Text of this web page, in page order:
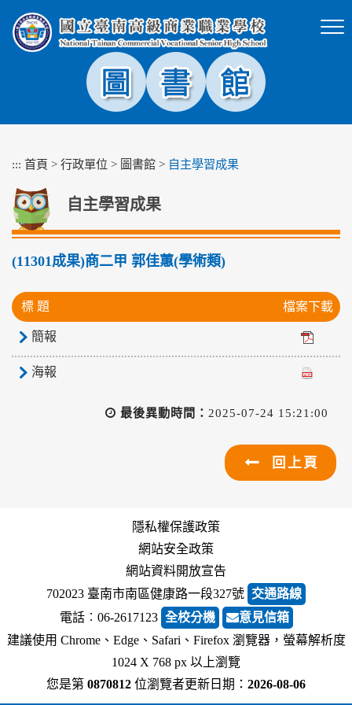
塊
::: 首頁 > 行政單位 > 圖書館 > 自主學習成果
自主學習成果
(11301成果)商二甲 郭佳蕙(學術類)
標 題 檔案下載
簡報
海報
最後異動時間： 2025-07-24 15:21:00
回上頁
隱私權保護政策
網站安全政策
網站資料開放宣告
702023 臺南市南區健康路一段327號 交通路線
電話︰06-2617123 全校分機
意見信箱
建議使用 Chrome、Edge、Safari、Firefox 瀏覽器，螢幕解析度
1024 X 768 px 以上瀏覽
您是第 0870812 位瀏覽者更新日期： 2026-08-06